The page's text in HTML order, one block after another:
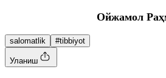
Ойжамол
salomatlik #tibbiyot
Уланиш